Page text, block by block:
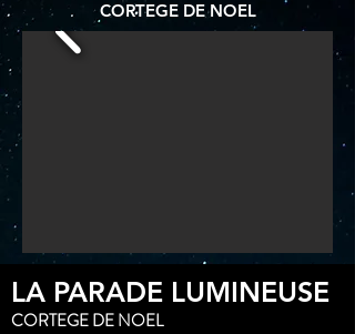
CORTEGE DE NOEL
LA PARADE LUMINEUSE
CORTEGE DE NOEL